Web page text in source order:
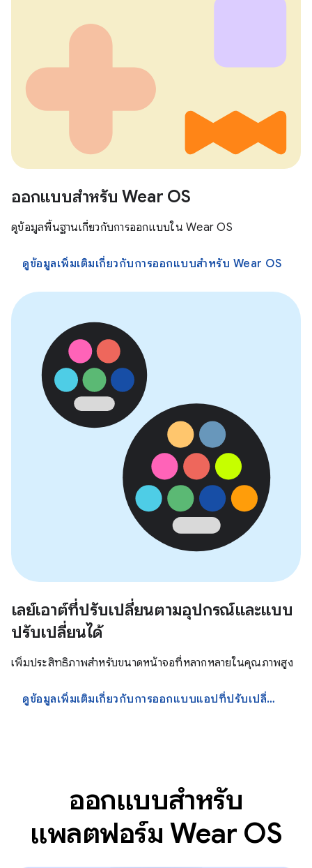
ออกแบบสำหรับ Wear OS
ดูข้อมูลพื้นฐานเกี่ยวกับการออกแบบใน Wear OS
ดูข้อมูลเพิ่มเติมเกี่ยวกับการออกแบบสำหรับ Wear OS
เลย์เอาต์ที่ปรับเปลี่ยนตามอุปกรณ์และแบบ
ปรับเปลี่ยนได้
เพิ่มประสิทธิภาพสำหรับขนาดหน้าจอที่หลากหลายในคุณภาพสูง
ดูข้อมูลเพิ่มเติมเกี่ยวกับการออกแบบแอปที่ปรับเปลี่ยนได้มากขึ้น
ออกแบบสำหรับ
แพลตฟอร์ม Wear OS